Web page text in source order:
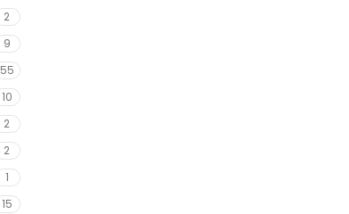
2
9
55
10
2
2
1
15